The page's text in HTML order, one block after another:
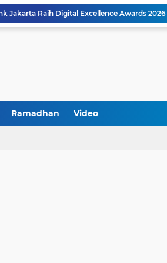
Jakarta Raih Digital Excellence Awards 2026
Kikin Siapkan Program untuk Memajukan NU
Ramadhan Video